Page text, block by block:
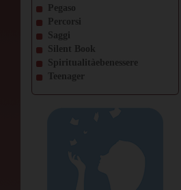
Pegaso
Percorsi
Saggi
Silent Book
Spiritualitàebenessere
Teenager